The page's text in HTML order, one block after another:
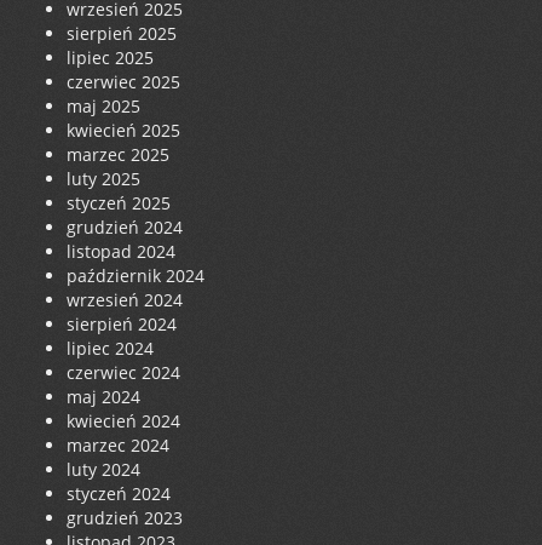
wrzesień 2025
sierpień 2025
lipiec 2025
czerwiec 2025
maj 2025
kwiecień 2025
marzec 2025
luty 2025
styczeń 2025
grudzień 2024
listopad 2024
październik 2024
wrzesień 2024
sierpień 2024
lipiec 2024
czerwiec 2024
maj 2024
kwiecień 2024
marzec 2024
luty 2024
styczeń 2024
grudzień 2023